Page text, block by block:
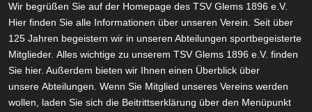
Wir begrüßen Sie auf der Homepage des TSV Glems 1896 e.V.
Hier finden Sie alle Informationen über unseren Verein. Seit über
125 Jahren begeistern wir in unseren Abteilungen sportbegeisterte
Mitglieder. Alles wichtige zu unserem TSV Glems 1896 e.V. finden
Sie hier. Außerdem bieten wir Ihnen einen Überblick über
unsere Abteilungen. Wenn Sie Mitglied unseres Vereins werden
wollen, laden Sie sich die Beitrittserklärung über den Menüpunkt